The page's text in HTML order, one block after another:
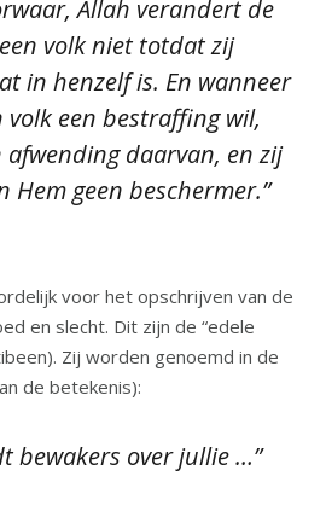
Allah verandert de
volk niet totdat zij
in henzelf is. En wanneer
volk een bestraffing wil,
afwending daarvan, en zij
Hem geen beschermer.”
voor het opschrijven van de
en slecht. Dit zijn de “edele
Zij worden genoemd in de
de betekenis):
bewakers over jullie …”